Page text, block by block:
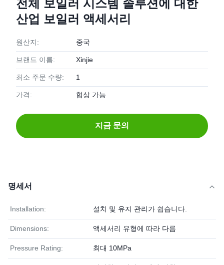
전체 보일러 시스템 솔루션에 대한
산업 보일러 액세서리
원산지: 중국
브랜드 이름: Xinjie
최소 주문 수량: 1
가격: 협상 가능
지금 문의
명세서
Installation: 설치 및 유지 관리가 쉽습니다.
Dimensions: 액세서리 유형에 따라 다름
Pressure Rating: 최대 10MPa